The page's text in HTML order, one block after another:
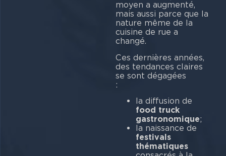
moyen a augmenté,
mais aussi parce que la
nature même de la
cuisine de rue a
changé.
Ces dernières années,
des tendances claires
se sont dégagées
la diffusion de
food truck
gastronomique;
la naissance de
festivals
thématiques